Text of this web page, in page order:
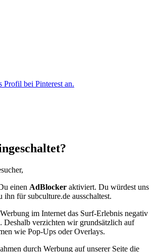
Profil bei Pinterest an.
einen AdBlocker aktiviert. Du würdest uns
ihn für subculture.de ausschaltest.
im Internet das Surf-Erlebnis negativ
Deshalb verzichten wir grundsätzlich auf
wie Pop-Ups oder Overlays.
durch Werbung auf unserer Seite die